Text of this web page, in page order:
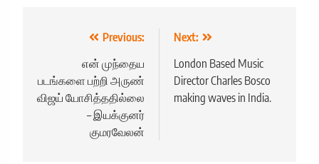
navigation
Previous:
என் முந்தைய
படங்களை பற்றி அருண்
விஜய் யோசித்ததில்லை
– இயக்குனர்
குமரவேலன்
Next:
London Based Music
Director Charles Bosco
making waves in India.